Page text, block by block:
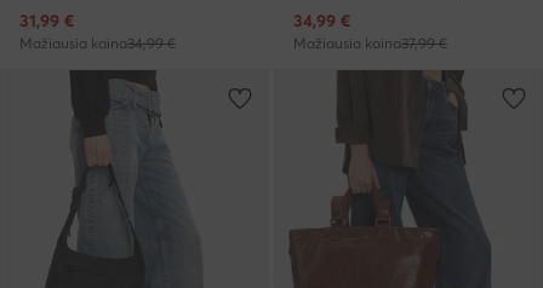
Dabartinė kaina
31,99 €
Mažiausia kaina34,99 €
Dabartinė kaina
34,99 €
Mažiausia kaina37,99 €